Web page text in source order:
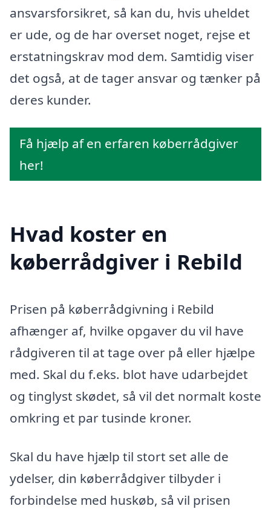
ansvarsforsikret, så kan du, hvis uheldet
er ude, og de har overset noget, rejse et
erstatningskrav mod dem. Samtidig viser
det også, at de tager ansvar og tænker på
deres kunder.
Få hjælp af en erfaren køberrådgiver
her!
Hvad koster en
køberrådgiver i Rebild
Prisen på køberrådgivning i Rebild
afhænger af, hvilke opgaver du vil have
rådgiveren til at tage over på eller hjælpe
med. Skal du f.eks. blot have udarbejdet
og tinglyst skødet, så vil det normalt koste
omkring et par tusinde kroner.
Skal du have hjælp til stort set alle de
ydelser, din køberrådgiver tilbyder i
forbindelse med huskøb, så vil prisen